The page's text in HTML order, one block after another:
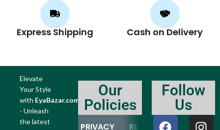
Express Shipping Cash on Delivery
Elevate
Your Style
with EyaBazar.com
- Unleash
the latest
Our
Policies
PRIVACY RETURN REFUND
Follow
Us